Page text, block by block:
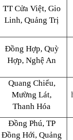
TT Cửa Việt, Gio
Linh, Quảng Trị
Đồng Hợp, Quỳ
Hợp, Nghệ An
Quang Chiểu,
Mường Lát,
Thanh Hóa
Đồng Phú, TP
Đồng Hới, Quảng